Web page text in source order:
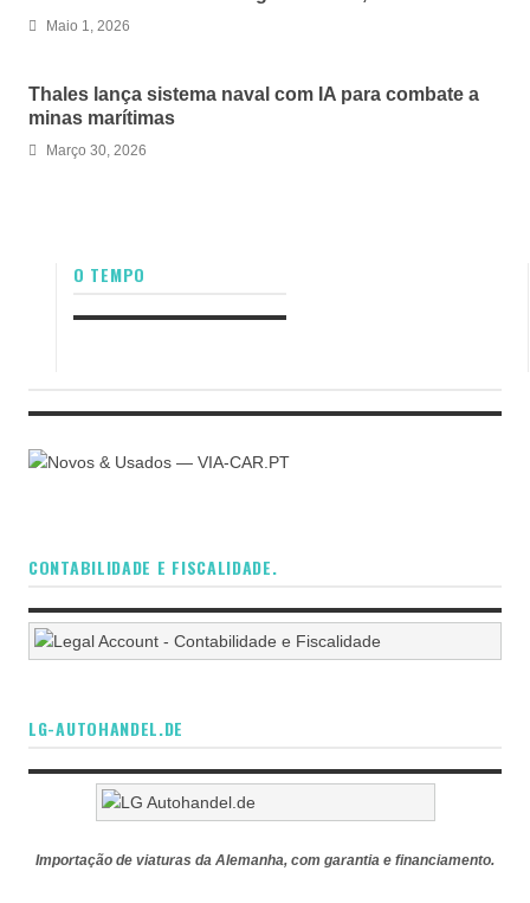
Maio 1, 2026
Thales lança sistema naval com IA para combate a
minas marítimas
Março 30, 2026
O TEMPO
CONTABILIDADE E FISCALIDADE.
LG-AUTOHANDEL.DE
Importação de viaturas da Alemanha, com garantia e financiamento.